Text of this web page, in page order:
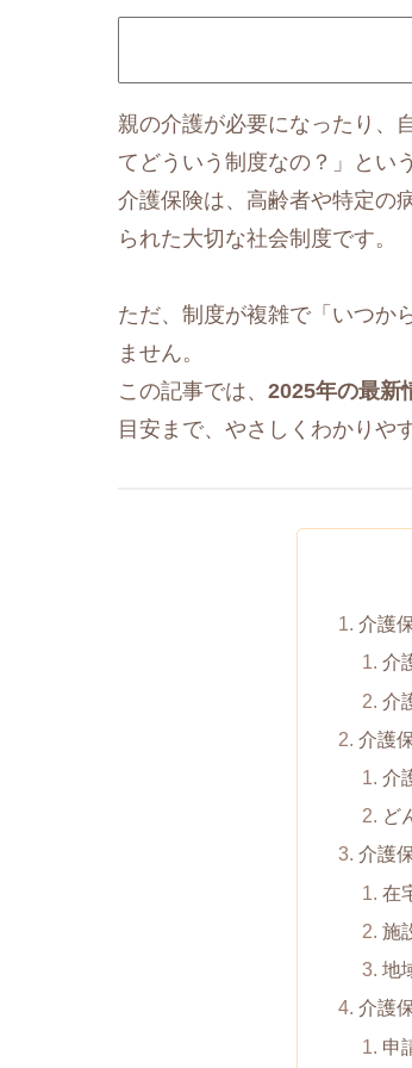
親の介護が必要になったり、
てどういう制度なの？」とい
介護保険は、高齢者や特定の
られた大切な社会制度です。
ただ、制度が複雑で「いつか
ません。
この記事では、 2025年の最新
目安まで、やさしくわかりや
介護
介
介
介護
介
ど
介護
在
施
地
介護
申